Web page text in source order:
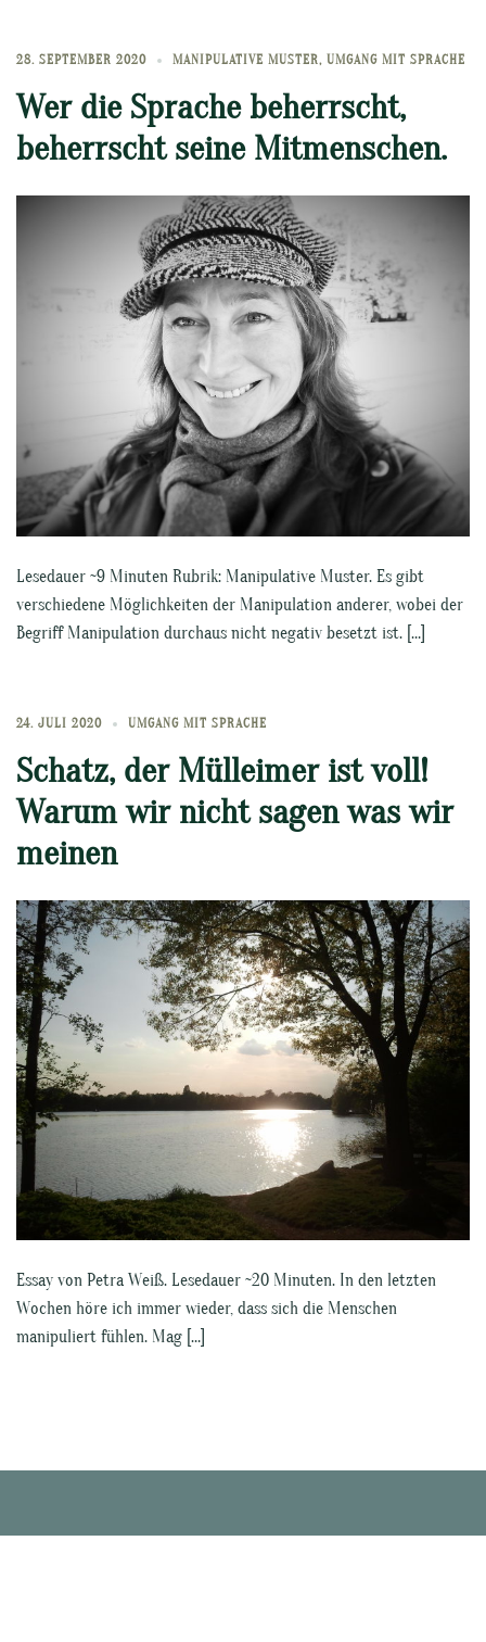
28. SEPTEMBER 2020 MANIPULATIVE MUSTER, UMGANG MIT SPRACHE
Wer die Sprache beherrscht,
beherrscht seine Mitmenschen.
Lesedauer ~9 Minuten Rubrik: Manipulative Muster. Es gibt
verschiedene Möglichkeiten der Manipulation anderer, wobei der
Begriff Manipulation durchaus nicht negativ besetzt ist. […]
24. JULI 2020 UMGANG MIT SPRACHE
Schatz, der Mülleimer ist voll!
Warum wir nicht sagen was wir
meinen
Essay von Petra Weiß. Lesedauer ~20 Minuten. In den letzten
Wochen höre ich immer wieder, dass sich die Menschen
manipuliert fühlen. Mag […]